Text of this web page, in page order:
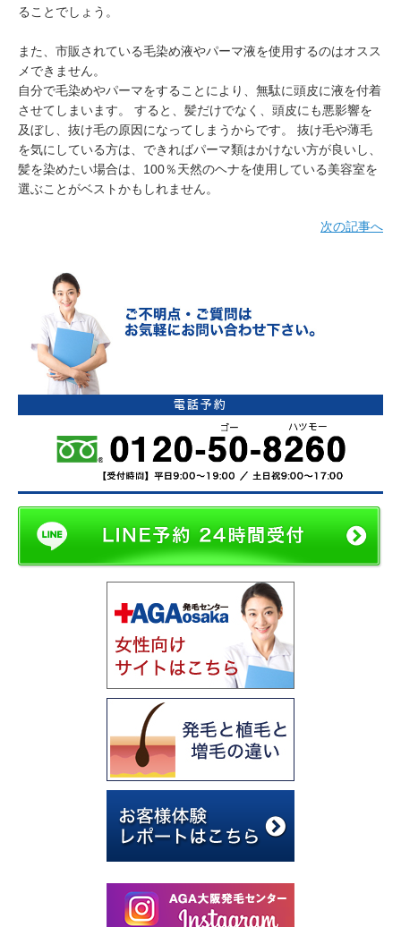
ることでしょう。
また、市販されている毛染め液やパーマ液を使用するのはオスス
メできません。
自分で毛染めやパーマをすることにより、無駄に頭皮に液を付着
させてしまいます。 すると、髪だけでなく、頭皮にも悪影響を
及ぼし、抜け毛の原因になってしまうからです。 抜け毛や薄毛
を気にしている方は、できればパーマ類はかけない方が良いし、
髪を染めたい場合は、100％天然のヘナを使用している美容室を
選ぶことがベストかもしれません。
次の記事へ